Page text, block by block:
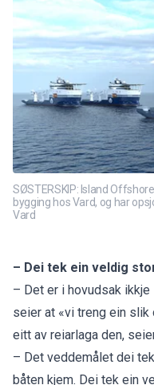
SØSTERSKIP: Island
bygging hos Vard, og har
Vard
– Dei tek ein veldig
– Det er i hovudsak
seier at «vi treng ein slik
eitt av reiarlaga den,
– Det veddemålet dei
båten kjem. Dei tek ein